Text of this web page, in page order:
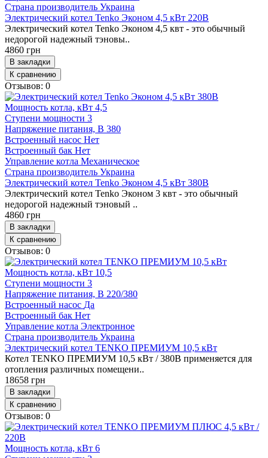
Страна производитель Украина
Электрический котел Tenko Эконом 4,5 кВт 220В
Электрический котел Tenko Эконом 4,5 квт - это обычный
недорогой надежный тэновы..
4860 грн
В закладки
К сравнению
Отзывов: 0
Мощность котла, кВт 4,5
Ступени мощности 3
Напряжение питания, В 380
Встроенный насос Нет
Встроенный бак Нет
Управление котла Механическое
Страна производитель Украина
Электрический котел Tenko Эконом 4,5 кВт 380В
Электрический котел Tenko Эконом 3 квт - это обычный
недорогой надежный тэновый ..
4860 грн
В закладки
К сравнению
Отзывов: 0
Мощность котла, кВт 10,5
Ступени мощности 3
Напряжение питания, В 220/380
Встроенный насос Да
Встроенный бак Нет
Управление котла Электронное
Страна производитель Украина
Электрический котел ТENKO ПРЕМИУМ 10,5 кВт
Котел ТENKO ПРЕМИУМ 10,5 кВт / 380В применяется для
отопления различных помещени..
18658 грн
В закладки
К сравнению
Отзывов: 0
Мощность котла, кВт 6